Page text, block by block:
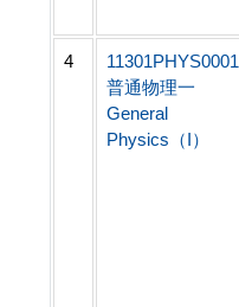
4
11301PHYS0001
普通物理一
General
Physics（I）